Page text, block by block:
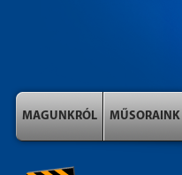
MAGUNKRÓL MŰSORAINK